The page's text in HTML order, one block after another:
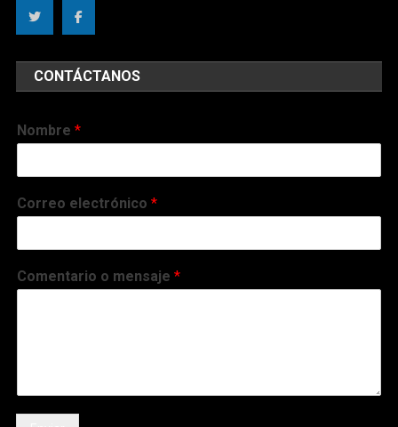
CONTÁCTANOS
Nombre*
Correo electrónico*
Comentario o mensaje*